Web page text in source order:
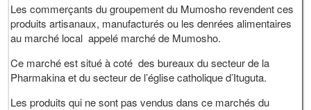
Les commerçants du groupement du Mumosho revendent ces
produits artisanaux, manufacturés ou les denrées alimentaires
au marché local appelé marché de Mumosho.
Ce marché est situé à coté des bureaux du secteur de la
Pharmakina et du secteur de l’église catholique d’Ituguta.
Les produits qui ne sont pas vendus dans ce marchés du